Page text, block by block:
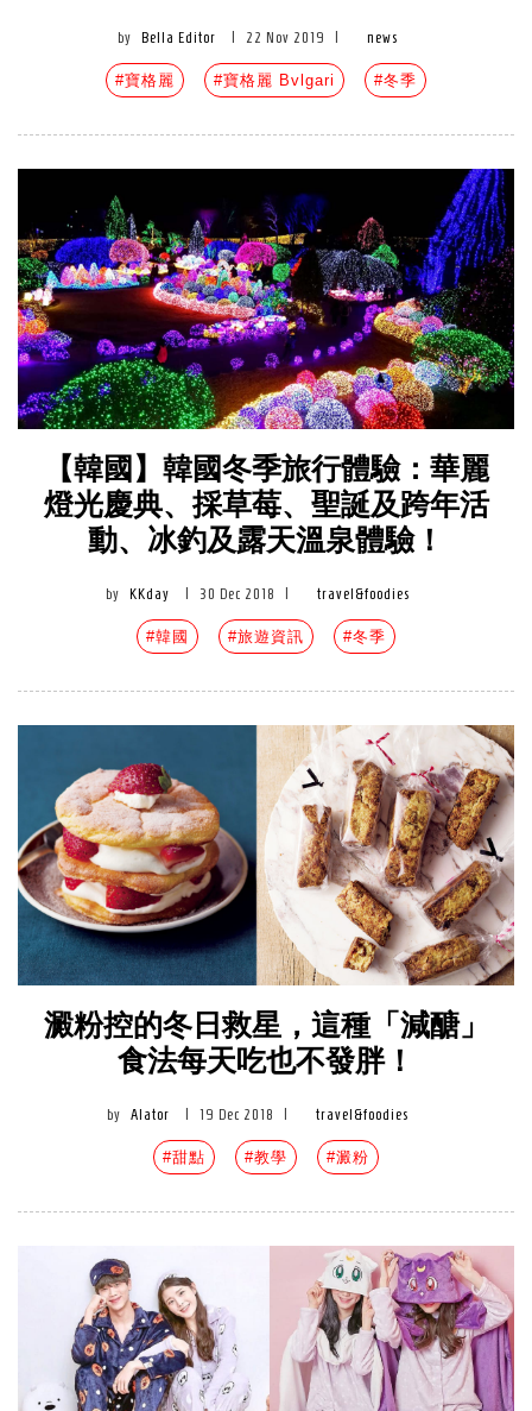
by Bella Editor 22 Nov 2019 news
#寶格麗 #寶格麗 Bvlgari #冬季
【韓國】韓國冬季旅行體驗：華麗
燈光慶典、採草莓、聖誕及跨年活
動、冰釣及露天溫泉體驗！
by KKday 30 Dec 2018 travel&foodies
#韓國 #旅遊資訊 #冬季
澱粉控的冬日救星，這種「減醣」
食法每天吃也不發胖！
by Alator 19 Dec 2018 travel&foodies
#甜點 #教學 #澱粉